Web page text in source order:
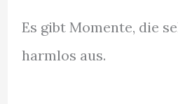
Es gibt Momente, die
harmlos aus.